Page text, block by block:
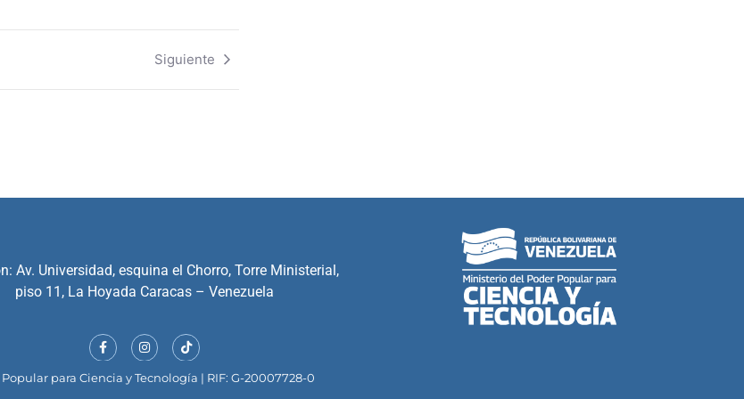
Siguiente
Av. Universidad, esquina el Chorro, Torre Ministerial,
piso 11, La Hoyada Caracas – Venezuela
para Ciencia y Tecnología | RIF: G-20007728-0